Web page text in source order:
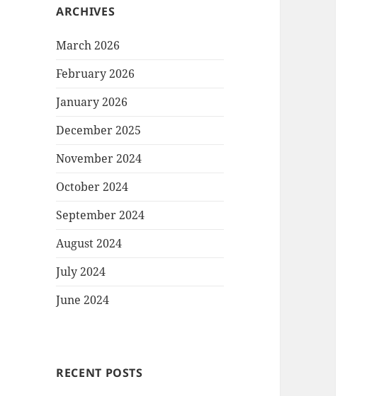
ARCHIVES
March 2026
February 2026
January 2026
December 2025
November 2024
October 2024
September 2024
August 2024
July 2024
June 2024
RECENT POSTS